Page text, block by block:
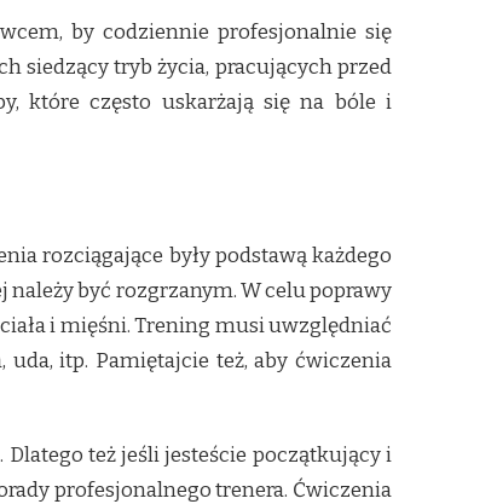
by codziennie profesjonalnie się
siedzący tryb życia, pracujących przed
które często uskarżają się na bóle i
rozciągające były podstawą każdego
być rozgrzanym. W celu poprawy
i mięśni. Trening musi uwzględniać
itp. Pamiętajcie też, aby ćwiczenia
też jeśli jesteście początkujący i
profesjonalnego trenera. Ćwiczenia